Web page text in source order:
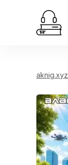
aknig.xyz